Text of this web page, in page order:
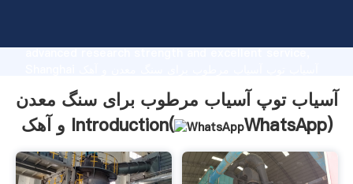
advanced research strength and excellent service,
supplier create the value and bring values to all of
customers.
آسیاب توپ آسیاب مرطوب برای سنگ معدن
و آهک Introduction(
WhatsApp)